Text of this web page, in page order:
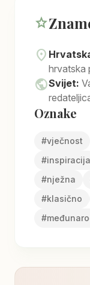
star
location_on
hrvatska
publicSvijet:
Oznake
#vječnost
#inspiracija
#nježna
#klasično
#